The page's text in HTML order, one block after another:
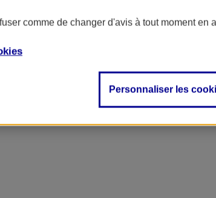
comme de changer d'avis à tout moment en
Personnaliser les